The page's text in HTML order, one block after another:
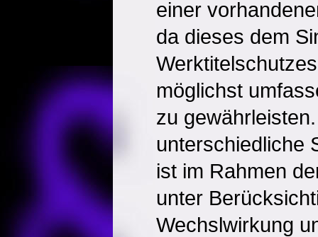
einer
da dieses dem
möglichst
zu
unterschiedliche
ist im Rahmen
unter
Wechslwirkung